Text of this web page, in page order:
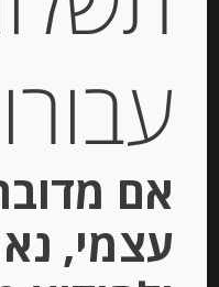
אם
עצמי,